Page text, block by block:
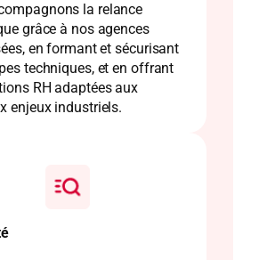
la relance
grâce à nos agences
en formant et sécurisant
techniques, et en offrant
RH adaptées aux
enjeux industriels.